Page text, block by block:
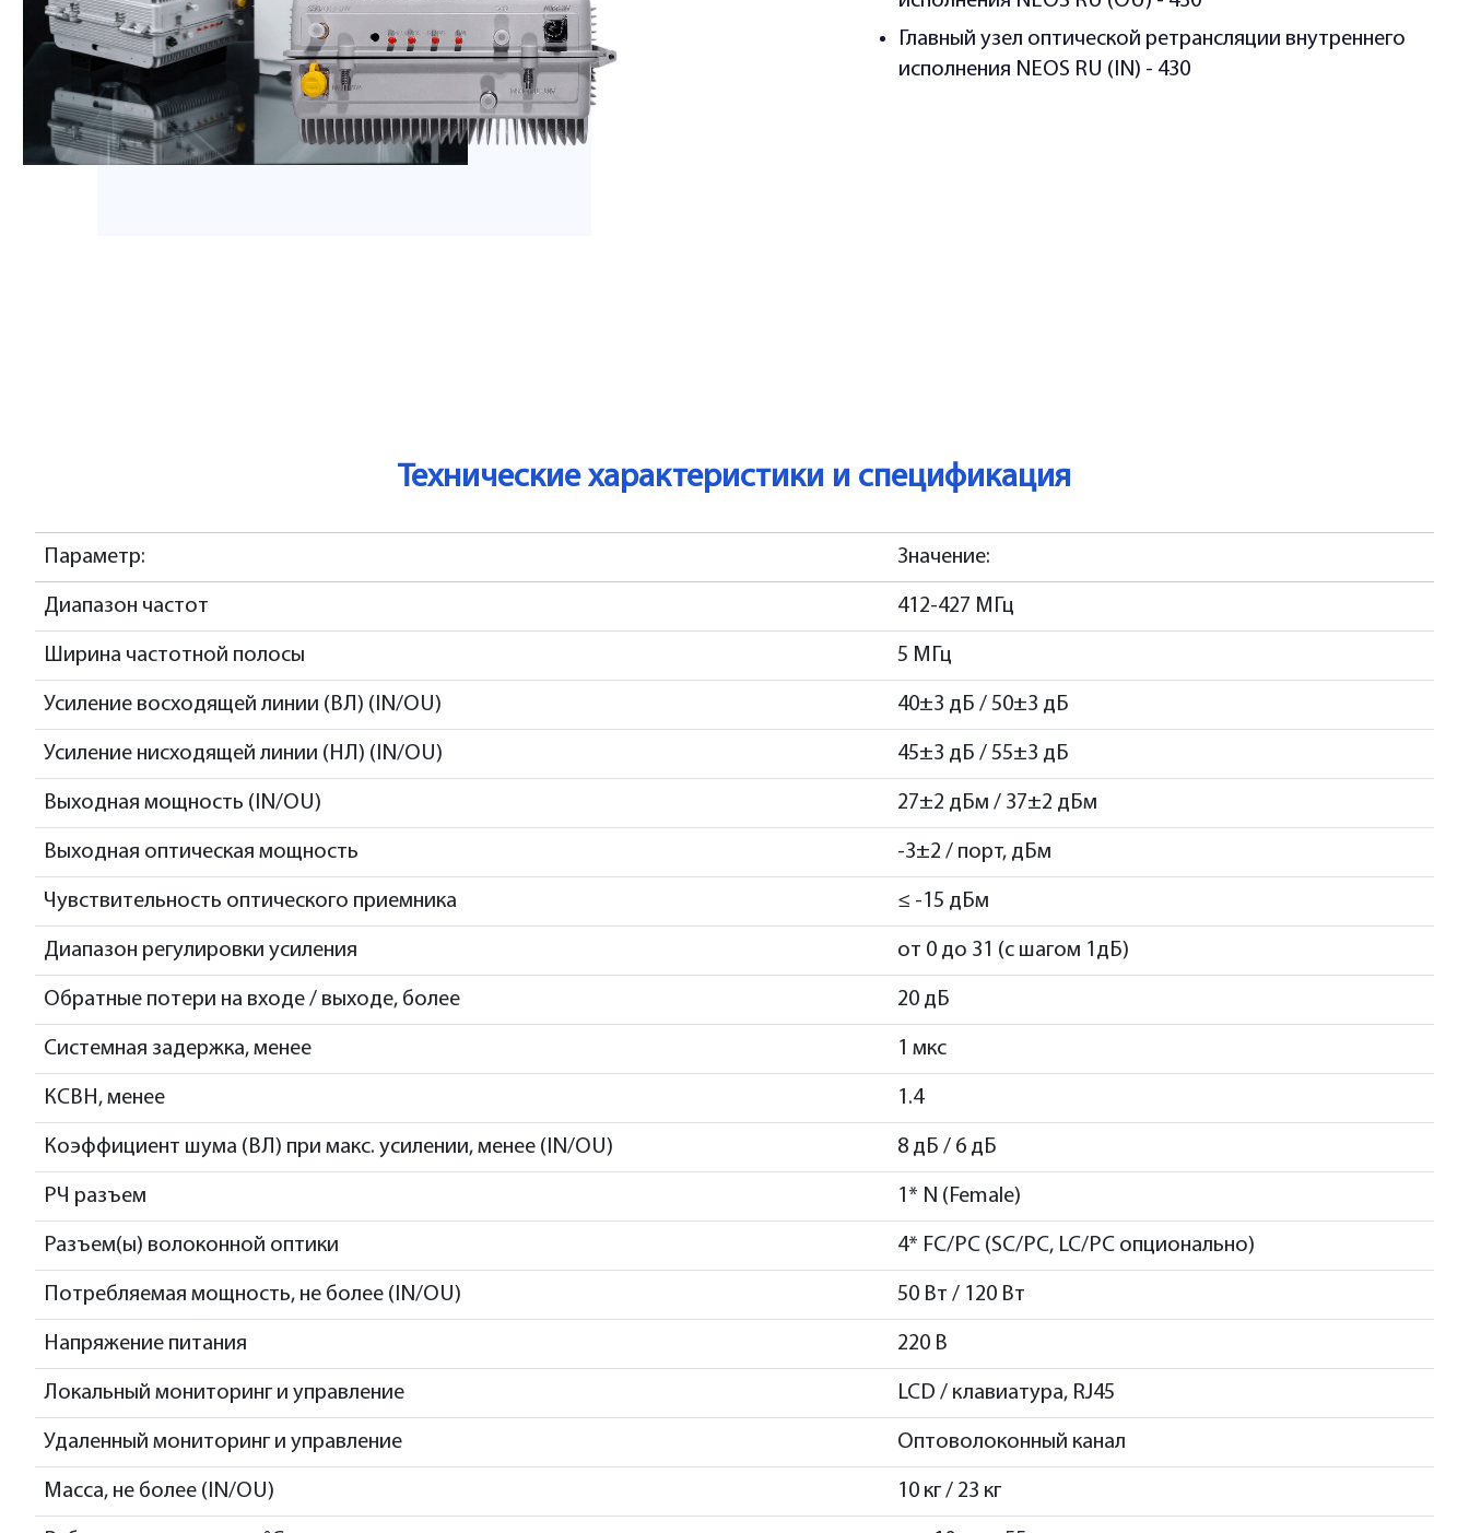
Главный узел оптической ретрансляции внутреннего
исполнения NEOS RU (IN) - 430
Технические характеристики и спецификация
Параметр: Значение:
Диапазон частот 412-427 МГц
Ширина частотной полосы 5 МГц
Усиление восходящей линии (ВЛ) (IN/OU) 40±3 дБ / 50±3 дБ
Усиление нисходящей линии (НЛ) (IN/OU) 45±3 дБ / 55±3 дБ
Выходная мощность (IN/OU) 27±2 дБм / 37±2 дБм
Выходная оптическая мощность -3±2 / порт, дБм
Чувствительность оптического приемника ≤ -15 дБм
Диапазон регулировки усиления от 0 до 31 (с шагом 1дБ)
Обратные потери на входе / выходе, более 20 дБ
Системная задержка, менее 1 мкс
КСВН, менее 1.4
Коэффициент шума (ВЛ) при макс. усилении, менее (IN/OU) 8 дБ / 6 дБ
РЧ разъем 1* N (Female)
Разъем(ы) волоконной оптики 4* FC/PC (SC/PC, LC/PC опционально)
Потребляемая мощность, не более (IN/OU) 50 Вт / 120 Вт
Напряжение питания 220 В
Локальный мониторинг и управление LCD / клавиатура, RJ45
Удаленный мониторинг и управление Оптоволоконный канал
Масса, не более (IN/OU) 10 кг / 23 кг